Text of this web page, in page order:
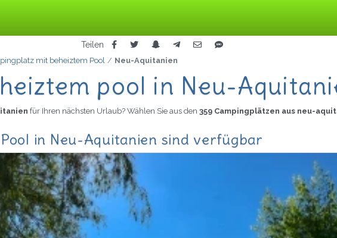
Teilen
mit beheiztem Pool Neu-Aquitanien
pool in Neu-
für Ihren nächsten Urlaub? Wählen Sie aus den 359 Campingplätzen aus neu-
in Neu-Aquitanien sind verfügbar